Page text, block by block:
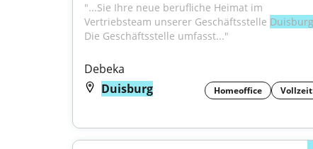
"...Sie Ihre neue berufliche Heimat im
Vertriebsteam unserer Geschäftsstelle Duisburg
Die Geschäftsstelle umfasst..."
Debeka
Duisburg
Homeoffice Vollzeit